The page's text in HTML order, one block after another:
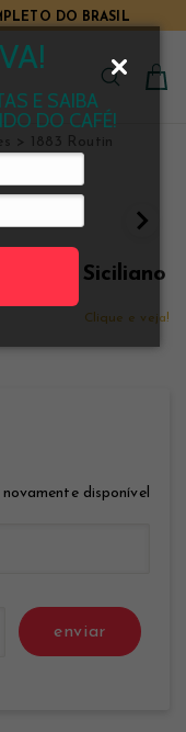
E SAIBA
DO CAFÉ!
DO BRASIL
1883 Routin
Limão Siciliano
Clique e veja!
disponível
enviar